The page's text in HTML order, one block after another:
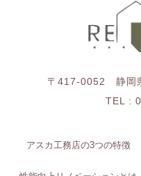
〒417-0052 静岡
TEL :
アスカ工務店の3つの特徴